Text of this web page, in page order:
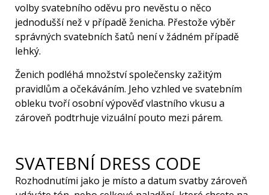
volby svatebního oděvu pro nevěstu o něco
jednodušší než v případě ženicha. Přestože výběr
správných svatebních šatů není v žádném případě
lehký.
Ženich podléhá množství společensky zažitým
pravidlům a očekáváním. Jeho vzhled ve svatebním
obleku tvoří osobní výpověď vlastního vkusu a
zároveň podtrhuje vizuální pouto mezi párem.
SVATEBNÍ DRESS CODE
Rozhodnutími jako je místo a datum svatby zároveň